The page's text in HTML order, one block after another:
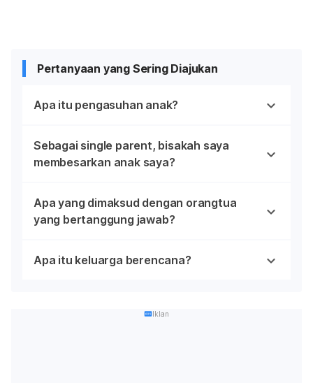
Pertanyaan yang Sering Diajukan
Apa itu pengasuhan anak?
Sebagai single parent, bisakah saya
membesarkan anak saya?
Apa yang dimaksud dengan orangtua
yang bertanggung jawab?
Apa itu keluarga berencana?
Iklan